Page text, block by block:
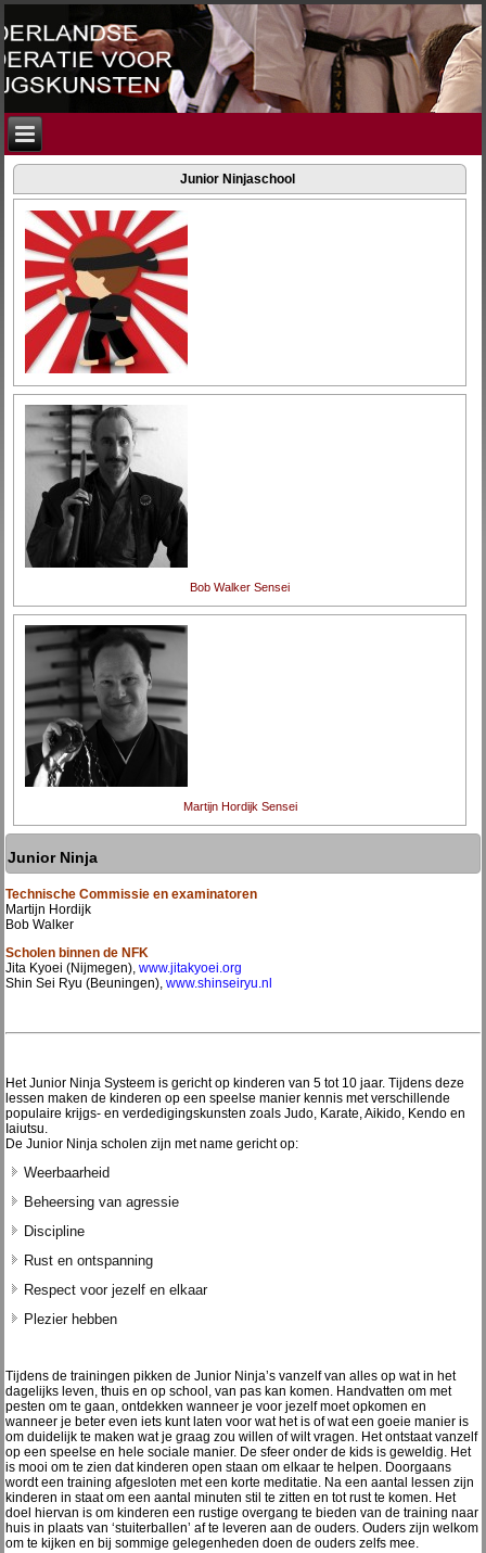
Junior Ninjaschool
Bob Walker Sensei
Martijn Hordijk Sensei
Junior Ninja
Technische Commissie en examinatoren
Martijn Hordijk
Bob Walker
Scholen binnen de NFK
Jita Kyoei (Nijmegen),www.jitakyoei.org
Shin Sei Ryu (Beuningen),www.shinseiryu.nl
Het Junior Ninja Systeem is gericht op kinderen van 5 tot 10 jaar. Tijdens deze
lessen maken de kinderen op een speelse manier kennis met verschillende
populaire krijgs- en verdedigingskunsten zoals Judo, Karate, Aikido, Kendo en
Iaiutsu.
De Junior Ninja scholen zijn met name gericht op:
Weerbaarheid
Beheersing van agressie
Discipline
Rust en ontspanning
Respect voor jezelf en elkaar
Plezier hebben
Tijdens de trainingen pikken de Junior Ninja’s vanzelf van alles op wat in het
dagelijks leven, thuis en op school, van pas kan komen. Handvatten om met
pesten om te gaan, ontdekken wanneer je voor jezelf moet opkomen en
wanneer je beter even iets kunt laten voor wat het is of wat een goeie manier is
om duidelijk te maken wat je graag zou willen of wilt vragen. Het ontstaat vanzelf
op een speelse en hele sociale manier. De sfeer onder de kids is geweldig. Het
is mooi om te zien dat kinderen open staan om elkaar te helpen. Doorgaans
wordt een training afgesloten met een korte meditatie. Na een aantal lessen zijn
kinderen in staat om een aantal minuten stil te zitten en tot rust te komen. Het
doel hiervan is om kinderen een rustige overgang te bieden van de training naar
huis in plaats van ‘stuiterballen’ af te leveren aan de ouders. Ouders zijn welkom
om te kijken en bij sommige gelegenheden doen de ouders zelfs mee.